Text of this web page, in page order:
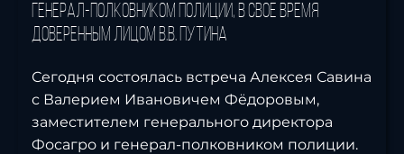
генерал-полковником полиции, в свое время
Доверенным лицом В.В. Путина
Сегодня состоялась встреча Алексея Савина
с Валерием Ивановичем Фёдоровым,
заместителем генерального директора
Фосагро и генерал-полковником полиции.